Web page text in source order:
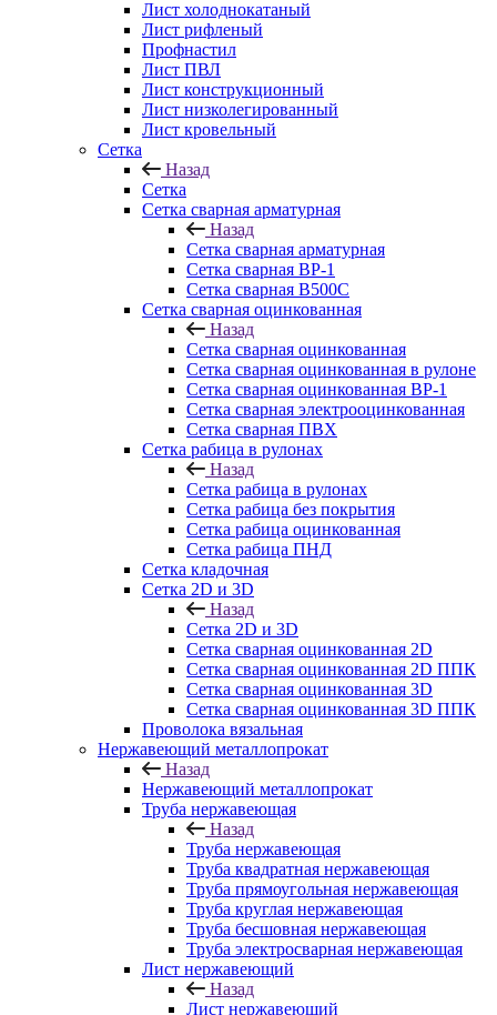
Лист холоднокатаный
Лист рифленый
Профнастил
Лист ПВЛ
Лист конструкционный
Лист низколегированный
Лист кровельный
Сетка
Назад
Сетка
Сетка сварная арматурная
Назад
Сетка сварная арматурная
Сетка сварная ВР-1
Сетка сварная В500С
Сетка сварная оцинкованная
Назад
Сетка сварная оцинкованная
Сетка сварная оцинкованная в рулоне
Сетка сварная оцинкованная ВР-1
Сетка сварная электрооцинкованная
Сетка сварная ПВХ
Сетка рабица в рулонах
Назад
Сетка рабица в рулонах
Сетка рабица без покрытия
Сетка рабица оцинкованная
Сетка рабица ПНД
Сетка кладочная
Сетка 2D и 3D
Назад
Сетка 2D и 3D
Сетка сварная оцинкованная 2D
Сетка сварная оцинкованная 2D ППК
Сетка сварная оцинкованная 3D
Сетка сварная оцинкованная 3D ППК
Проволока вязальная
Нержавеющий металлопрокат
Назад
Нержавеющий металлопрокат
Труба нержавеющая
Назад
Труба нержавеющая
Труба квадратная нержавеющая
Труба прямоугольная нержавеющая
Труба круглая нержавеющая
Труба бесшовная нержавеющая
Труба электросварная нержавеющая
Лист нержавеющий
Назад
Лист нержавеющий